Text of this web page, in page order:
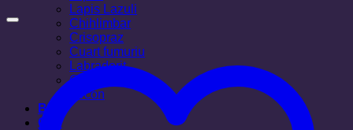
Lapis Lazuli
Chihlimbar
Crisopraz
Cuart fumuriu
Labradorit
Ochi de tigru
Zircon
Blog
Cos